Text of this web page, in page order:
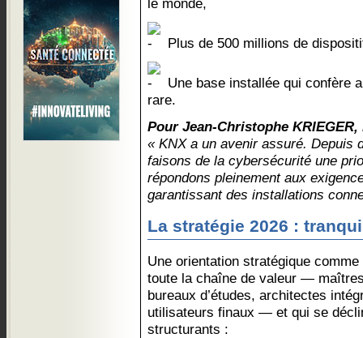
le monde,
Plus de 500 millions de
Une base installée qui confère
rare.
Pour Jean-Christophe
« KNX a un avenir assuré. Depuis
faisons de la cybersécurité une
répondons pleinement aux
garantissant des installations
La stratégie 2026 :
Une orientation stratégique
toute la chaîne de valeur —
bureaux d’études, architectes
utilisateurs finaux — et qui se
structurants :